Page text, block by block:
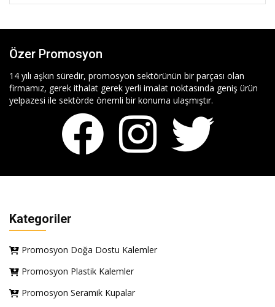
Özer Promosyon
14 yılı aşkın süredir, promosyon sektörünün bir parçası olan
firmamız, gerek ithalat gerek yerli imalat noktasında geniş ürün
yelpazesi ile sektörde önemli bir konuma ulaşmıştır.
Kategoriler
Promosyon Doğa Dostu Kalemler
Promosyon Plastik Kalemler
Promosyon Seramik Kupalar